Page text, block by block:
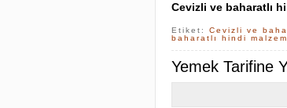
Cevizli ve baharatlı
Etiket: Cevizli ve
baharatlı hindi
Yemek Tarifine